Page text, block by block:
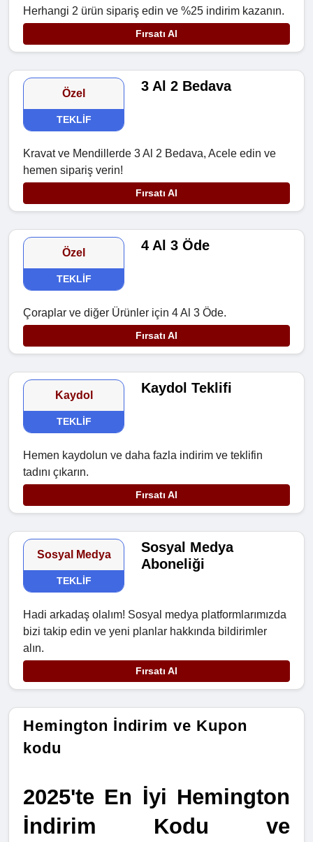
Herhangi 2 ürün sipariş edin ve %25 indirim kazanın.
Fırsatı Al
Özel
TEKLIF
3 Al 2 Bedava
Kravat ve Mendillerde 3 Al 2 Bedava, Acele edin ve
hemen sipariş verin!
Fırsatı Al
Özel
TEKLIF
4 Al 3 Öde
Çoraplar ve diğer Ürünler için 4 Al 3 Öde.
Fırsatı Al
Kaydol
TEKLIF
Kaydol Teklifi
Hemen kaydolun ve daha fazla indirim ve teklifin
tadını çıkarın.
Fırsatı Al
Sosyal Medya
TEKLIF
Sosyal Medya
Aboneliği
Hadi arkadaş olalım! Sosyal medya platformlarımızda
bizi takip edin ve yeni planlar hakkında bildirimler
alın.
Fırsatı Al
Hemington İndirim ve Kupon
kodu
2025'te En İyi Hemington
İndirim Kodu ve